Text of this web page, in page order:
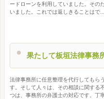
ードローンを利用していました。その
いました。これでは返しきることはで...
果たして板垣法律事務
法律事務所に任意整理を代行してもら
す。そして人々は、その相談に関する
つは、事務所の弁護士の対応です。丁